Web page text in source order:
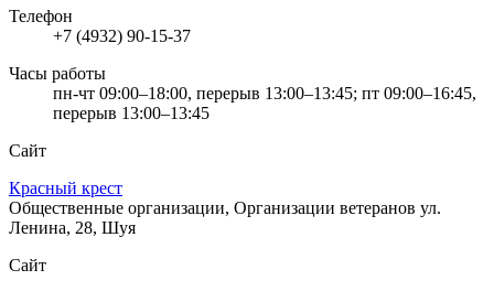
Телефон
+7 (4932) 90-15-37
Часы работы
пн-чт 09:00–18:00, перерыв 13:00–13:45; пт 09:00–16:45,
перерыв 13:00–13:45
Сайт
Красный крест
Общественные организации, Организации ветеранов ул.
Ленина, 28, Шуя
Сайт